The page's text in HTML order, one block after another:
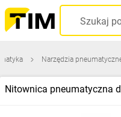
Narzędzia
Nitownica pneumatyczna